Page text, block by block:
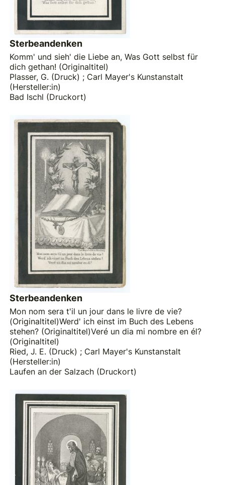
Sterbeandenken
Komm' und sieh' die Liebe an, Was Gott selbst für
dich gethan! (Originaltitel)
Plasser, G. (Druck) ; Carl Mayer's Kunstanstalt
(Hersteller:in)
Bad Ischl (Druckort)
Sterbeandenken
Mon nom sera t'il un jour dans le livre de vie?
(Originaltitel)Werd' ich einst im Buch des Lebens
stehen? (Originaltitel)Veré un dia mi nombre en él?
(Originaltitel)
Ried, J. E. (Druck) ; Carl Mayer's Kunstanstalt
(Hersteller:in)
Laufen an der Salzach (Druckort)